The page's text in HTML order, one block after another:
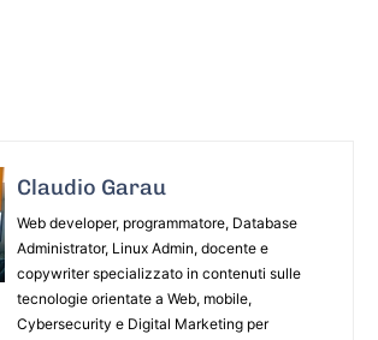
Claudio Garau
Web developer, programmatore, Database
Administrator, Linux Admin, docente e
copywriter specializzato in contenuti sulle
tecnologie orientate a Web, mobile,
Cybersecurity e Digital Marketing per